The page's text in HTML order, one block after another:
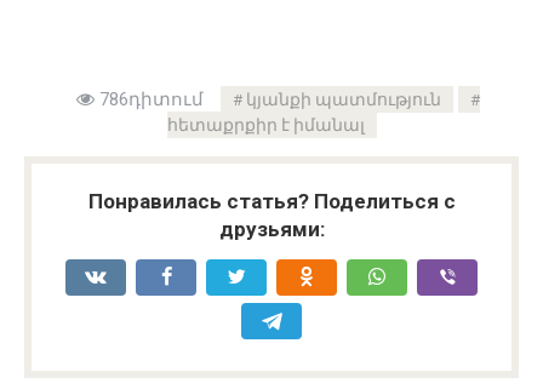
786դիտում
կյանքի պատմություն
հետաքրքիր է իմանալ
Понравилась статья? Поделиться с
друзьями: